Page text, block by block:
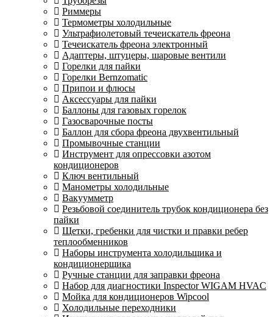
Риммеры
Термометры холодильные
Ультрафиолетовый течеискатель фреона
Течеискатель фреона электронный
Адаптеры, штуцеры, шаровые вентили
Горелки для пайки
Горелки Bernzomatic
Припои и флюсы
Аксессуары для пайки
Баллоны для газовых горелок
Газосварочные посты
Баллон для сбора фреона двухвентильный
Промывочные станции
Инструмент для опрессовки азотом
кондиционеров
Ключ вентильный
Манометры холодильные
Вакуумметр
Резьбовой соединитель трубок кондиционера без
пайки
Щетки, гребенки для чистки и правки ребер
теплообменников
Наборы инструмента холодильщика и
кондиционерщика
Ручные станции для заправки фреона
Набор для диагностики Inspector WIGAM HVAC
Мойка для кондиционеров Wipcool
Холодильные переходники